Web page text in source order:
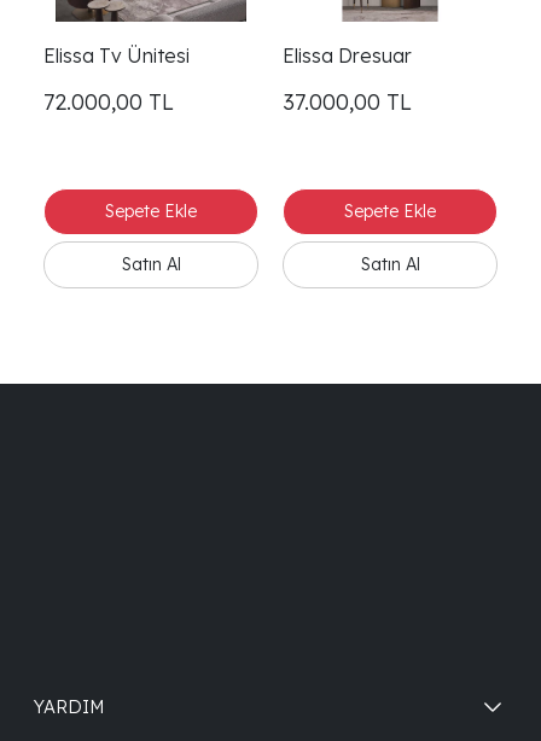
Elissa Tv Ünitesi
72.000,00 TL
Elissa Dresuar
37.000,00 TL
YARDIM